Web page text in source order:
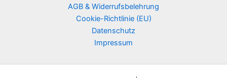
AGB & Widerrufsbelehrung
Cookie-Richtlinie (EU)
Datenschutz
Impressum